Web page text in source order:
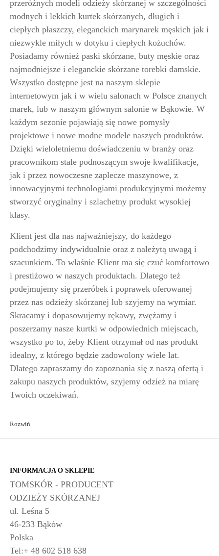
przeróżnych modeli odzieży skórzanej w szczególności
modnych i lekkich kurtek skórzanych, długich i
ciepłych płaszczy, eleganckich marynarek męskich jak i
niezwykle miłych w dotyku i ciepłych kożuchów.
Posiadamy również paski skórzane, buty męskie oraz
najmodniejsze i eleganckie skórzane torebki damskie.
Wszystko dostępne jest na naszym sklepie
internetowym jak i w wielu salonach w Polsce znanych
marek, lub w naszym głównym salonie w Bąkowie. W
każdym sezonie pojawiają się nowe pomysły
projektowe i nowe modne modele naszych produktów.
Dzięki wieloletniemu doświadczeniu w branży oraz
pracownikom stale podnoszącym swoje kwalifikacje,
jak i przez nowoczesne zaplecze maszynowe, z
innowacyjnymi technologiami produkcyjnymi możemy
stworzyć oryginalny i szlachetny produkt wysokiej
klasy.
Klient jest dla nas najważniejszy, do każdego
podchodzimy indywidualnie oraz z należytą uwagą i
szacunkiem. To właśnie Klient ma się czuć komfortowo
i prestiżowo w naszych produktach. Dlatego też
podejmujemy się przeróbek i poprawek oferowanej
przez nas odzieży skórzanej lub szyjemy na wymiar.
Skracamy i dopasowujemy rękawy, zwężamy i
poszerzamy nasze kurtki w odpowiednich miejscach,
wszystko po to, żeby Klient otrzymał od nas produkt
idealny, z którego będzie zadowolony wiele lat.
Dlatego zapraszamy do zapoznania się z naszą ofertą i
zakupu naszych produktów, szyjemy odzież na miarę
Twoich oczekiwań.
Rozwiń
INFORMACJA O SKLEPIE
TOMSKÓR - PRODUCENT
ODZIEŻY SKÓRZANEJ
ul. Leśna 5
46-233 Bąków
Polska
Tel:+ 48 602 518 638